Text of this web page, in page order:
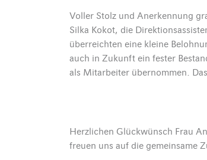
Voller Stolz und Anerkennung
Silka Kokot, die
überreichten eine kleine
auch in Zukunft ein fester
als Mitarbeiter übernommen.
Herzlichen Glückwünsch Frau
freuen uns auf die gemeinsame